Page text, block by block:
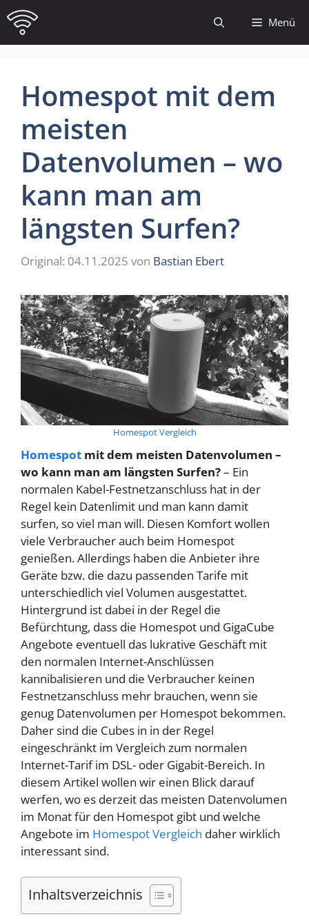
Zum
Inhalt
springen
Menü
Homespot mit dem
meisten
Datenvolumen – wo
kann man am
längsten Surfen?
04.11.2025 von Bastian Ebert
Homespot Vergleich
Homespot mit dem meisten Datenvolumen –
wo kann man am längsten Surfen?– Ein
normalen Kabel-Festnetzanschluss hat in der
Regel kein Datenlimit und man kann damit
surfen, so viel man will. Diesen Komfort wollen
viele Verbraucher auch beim Homespot
genießen. Allerdings haben die Anbieter ihre
Geräte bzw. die dazu passenden Tarife mit
unterschiedlich viel Volumen ausgestattet.
Hintergrund ist dabei in der Regel die
Befürchtung, dass die Homespot und GigaCube
Angebote eventuell das lukrative Geschäft mit
den normalen Internet-Anschlüssen
kannibalisieren und die Verbraucher keinen
Festnetzanschluss mehr brauchen, wenn sie
genug Datenvolumen per Homespot bekommen.
Daher sind die Cubes in in der Regel
eingeschränkt im Vergleich zum normalen
Internet-Tarif im DSL- oder Gigabit-Bereich. In
diesem Artikel wollen wir einen Blick darauf
werfen, wo es derzeit das meisten Datenvolumen
im Monat für den Homespot gibt und welche
Angebote im Homespot Vergleich daher wirklich
interessant sind.
Inhaltsverzeichnis